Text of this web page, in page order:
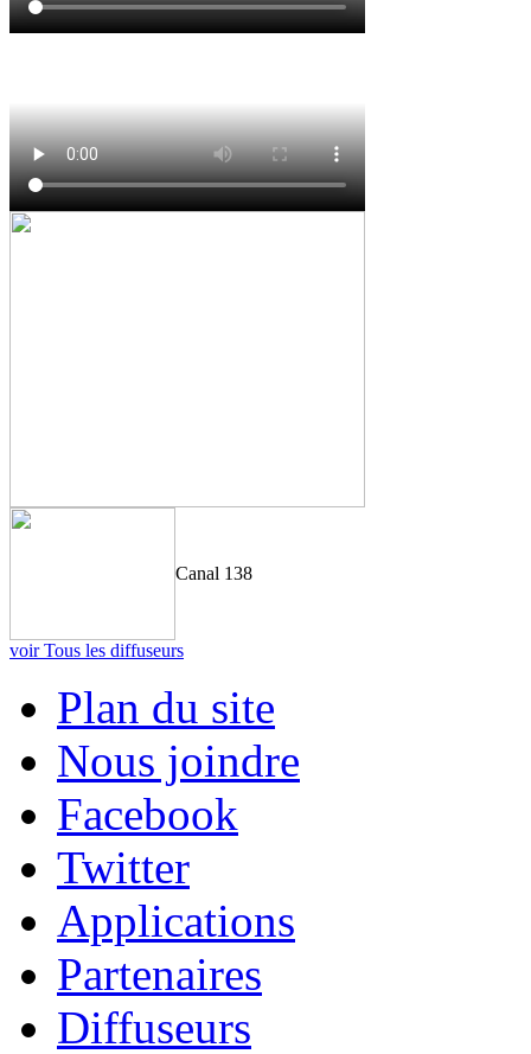
Canal 138
voir Tous les diffuseurs
Plan du site
Nous joindre
Facebook
Twitter
Applications
Partenaires
Diffuseurs